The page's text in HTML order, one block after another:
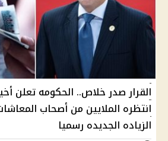
القرار صدر خلاص.. الحكومه تعلن
انتظره الملايين من أصحاب
الزياده الجديده رسميا